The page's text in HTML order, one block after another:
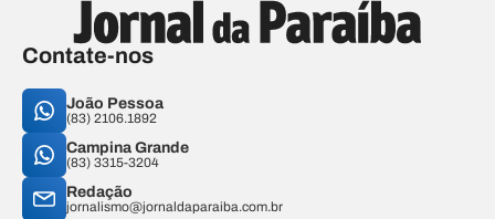
Contate-nos
João Pessoa
(83) 2106.1892
Campina Grande
(83) 3315-3204
Redação
jornalismo@jornaldaparaiba.com.br